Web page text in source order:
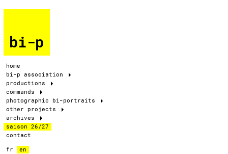
bi-p
home
bi-p association
productions
commands
photographic bi-portraits
other projects
archives
saison 26/27
contact
fr
en